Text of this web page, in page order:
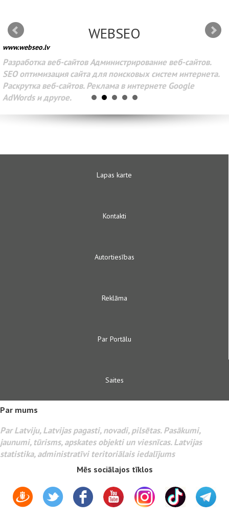
WEBSEO
www.webseo.lv
Разработка веб-сайтов Администрирование веб-сайтов.
SEO оптимизация сайта для поисковых систем интернета.
Раскрутка веб-сайтов. Реклама в интернете Google
AdWords и другое.
Lapas karte
Kontakti
Autortiesības
Reklāma
Par Portālu
Saites
Par mums
Par Latviju, Latvijas pagasti, novadi, pilsētas. Pasākumi,
jaunumi, tūrisms, apskates objekti un viesnīcas. Latvijas
statistika, administratīvi teritoriālais iedalījums
Mēs sociālajos tīklos